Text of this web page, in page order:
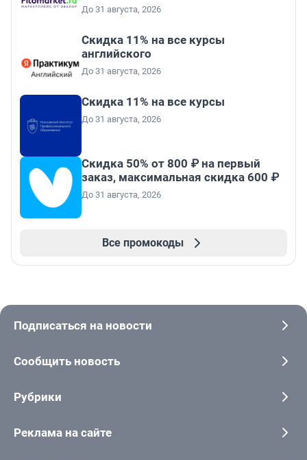
До 31 августа, 2026
Скидка 11% на все курсы
английского
До 31 августа, 2026
Скидка 11% на все курсы
До 31 августа, 2026
Скидка 50% от 800 ₽ на первый
заказ, максимальная скидка 600 ₽
До 31 августа, 2026
Все промокоды
Подписаться на новости
Сообщить новость
Рубрики
Реклама на сайте